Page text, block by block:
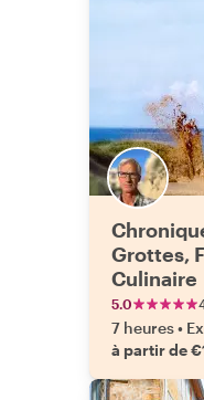
Grottes,
Culinaire
5.0
7 heures•
à partir de